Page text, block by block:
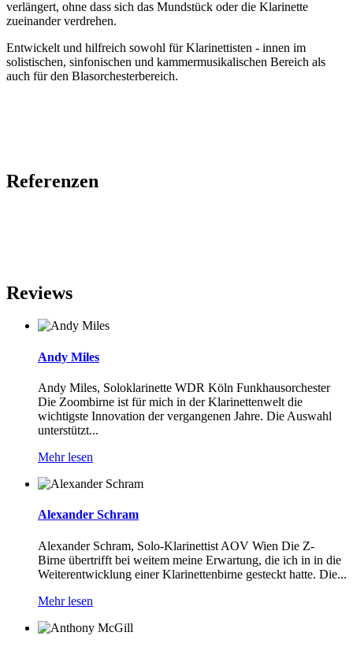
verlängert, ohne dass sich das Mundstück oder die Klarinette
zueinander verdrehen.
Entwickelt und hilfreich sowohl für Klarinettisten - innen im
solistischen, sinfonischen und kammermusikalischen Bereich als
auch für den Blasorchesterbereich.
Referenzen
Reviews
Andy Miles
Andy Miles, Soloklarinette WDR Köln Funkhausorchester
Die Zoombirne ist für mich in der Klarinettenwelt die
wichtigste Innovation der vergangenen Jahre. Die Auswahl
unterstützt...
Mehr lesen
Alexander Schram
Alexander Schram, Solo-Klarinettist AOV Wien Die Z-
Birne übertrifft bei weitem meine Erwartung, die ich in in die
Weiterentwicklung einer Klarinettenbirne gesteckt hatte. Die...
Mehr lesen